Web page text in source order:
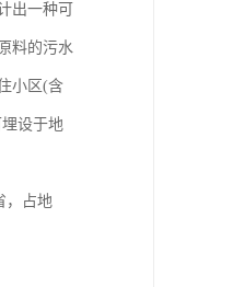
出一种可
料的污水
小区(含
设于地
，占地